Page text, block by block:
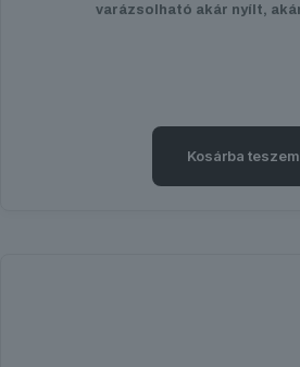
varázsolható akár nyílt,
Kosárba teszem